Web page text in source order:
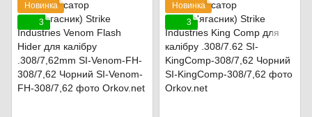
Новинка
3
Новинка
3